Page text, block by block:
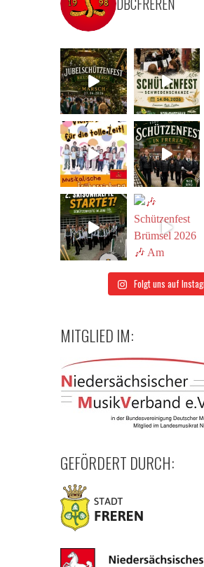
Folgt uns auf
MITGLIED IM:
GEFÖRDERT DURCH: